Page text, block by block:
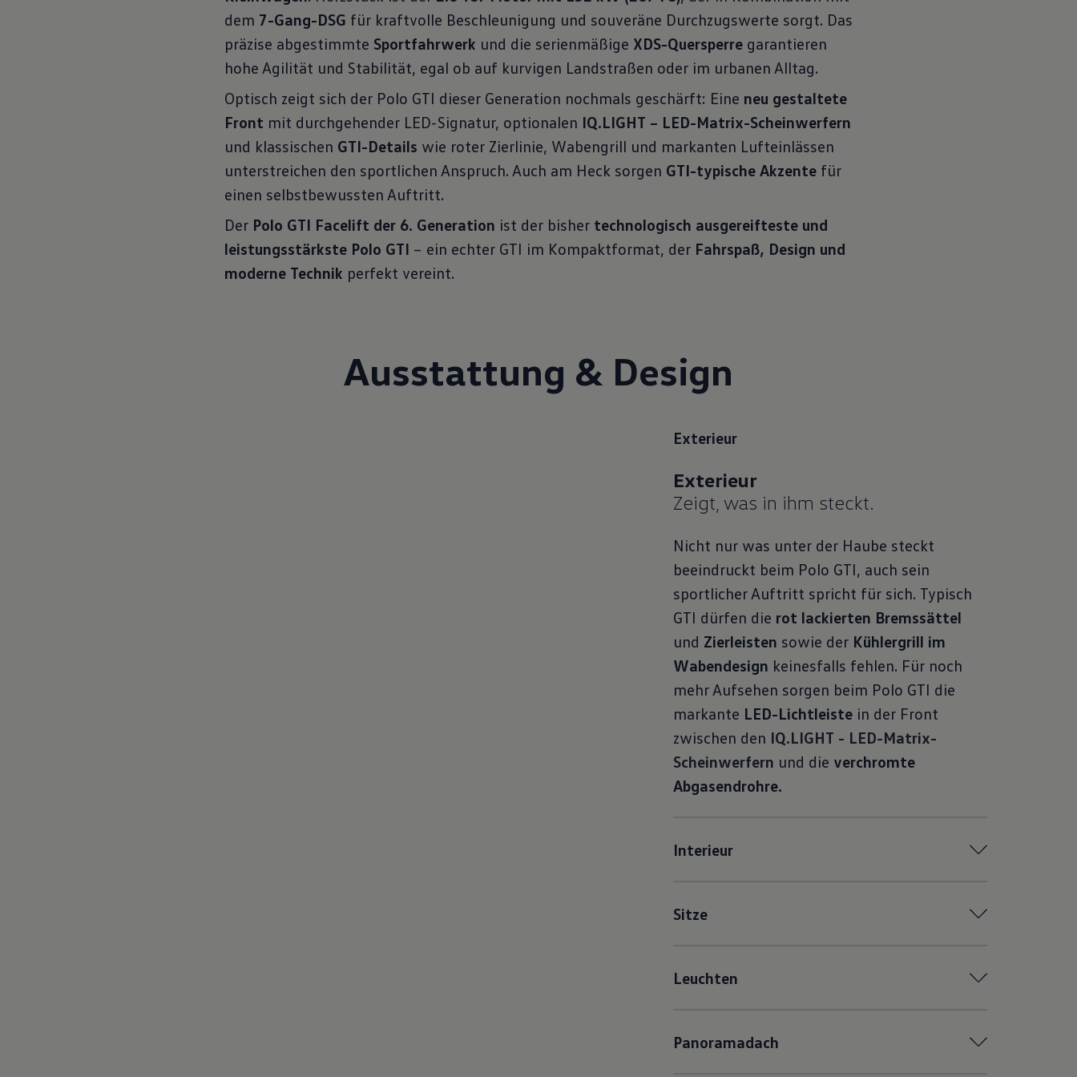
dem 7-Gang-DSG für kraftvolle Beschleunigung und souveräne Durchzugswerte sorgt. Das
präzise abgestimmte Sportfahrwerk und die serienmäßige XDS-Quersperre garantieren
hohe Agilität und Stabilität, egal ob auf kurvigen Landstraßen oder im urbanen Alltag.
Optisch zeigt sich der Polo GTI dieser Generation nochmals geschärft: Eine neu gestaltete
Front mit durchgehender LED-Signatur, optionalen IQ.LIGHT – LED-Matrix-Scheinwerfern
und klassischen GTI-Details wie roter Zierlinie, Wabengrill und markanten Lufteinlässen
unterstreichen den sportlichen Anspruch. Auch am Heck sorgen GTI-typische Akzente für
einen selbstbewussten Auftritt.
Der Polo GTI Facelift der 6. Generation ist der bisher technologisch ausgereifteste und
leistungsstärkste Polo GTI – ein echter GTI im Kompaktformat, der Fahrspaß, Design und
moderne Technik perfekt vereint.
Ausstattung & Design
Exterieur
Zeigt, was in ihm steckt.
Nicht nur was unter der Haube steckt
beeindruckt beim Polo GTI, auch sein
sportlicher Auftritt spricht für sich. Typisch
GTI dürfen die rot lackierten Bremssättel
und Zierleisten sowie der Kühlergrill im
Wabendesign keinesfalls fehlen. Für noch
mehr Aufsehen sorgen beim Polo GTI die
markante LED-Lichtleiste in der Front
zwischen den IQ.LIGHT - LED-Matrix-
Scheinwerfern und die verchromte
Abgasendrohre.
Interieur
Sitze
Leuchten
Panoramadach